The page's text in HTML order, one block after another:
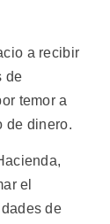
a recibir
de
temor a
de dinero.
el
de